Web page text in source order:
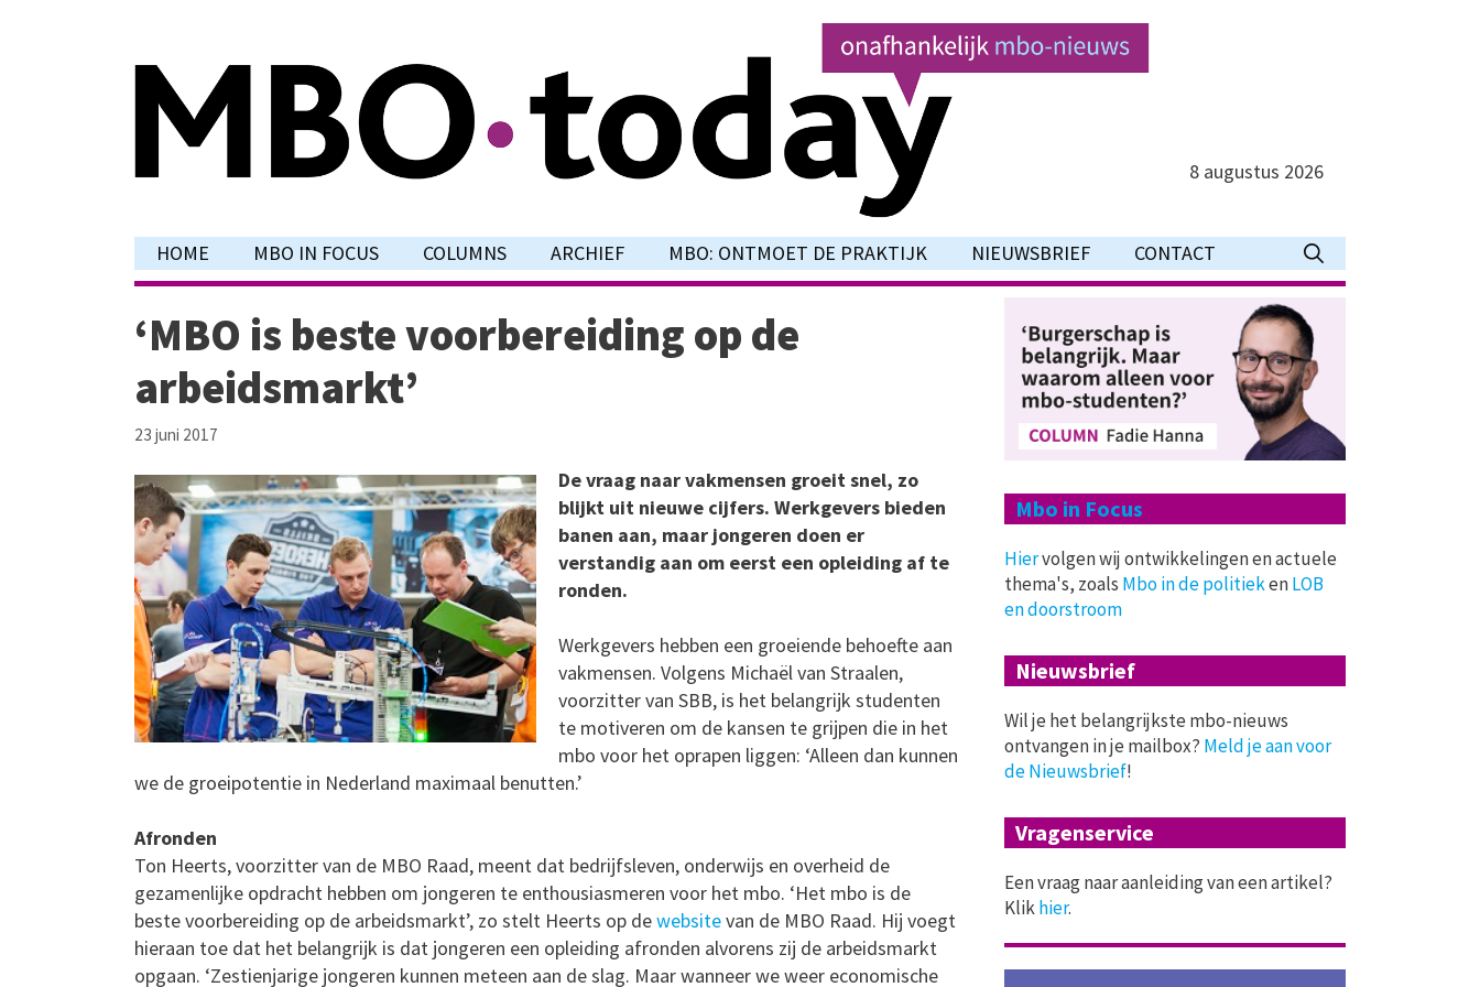
8 augustus 2026
HOME MBO IN FOCUS COLUMNS ARCHIEF MBO: ONTMOET DE PRAKTIJK NIEUWSBRIEF CONTACT
‘MBO is beste voorbereiding op de
arbeidsmarkt’
23 juni 2017
De vraag naar vakmensen groeit snel, zo
blijkt uit nieuwe cijfers. Werkgevers bieden
banen aan, maar jongeren doen er
verstandig aan om eerst een opleiding af te
ronden.
Werkgevers hebben een groeiende behoefte aan
vakmensen. Volgens Michaël van Straalen,
voorzitter van SBB, is het belangrijk studenten
te motiveren om de kansen te grijpen die in het
mbo voor het oprapen liggen: ‘Alleen dan kunnen
we de groeipotentie in Nederland maximaal benutten.’
Afronden
Ton Heerts, voorzitter van de MBO Raad, meent dat bedrijfsleven, onderwijs en overheid de
gezamenlijke opdracht hebben om jongeren te enthousiasmeren voor het mbo. ‘Het mbo is de
beste voorbereiding op de arbeidsmarkt’, zo stelt Heerts op dewebsitevan de MBO Raad. Hij voegt
hieraan toe dat het belangrijk is dat jongeren een opleiding afronden alvorens zij de arbeidsmarkt
opgaan. ‘Zestienjarige jongeren kunnen meteen aan de slag. Maar wanneer we weer economische
Mbo in Focus
Hiervolgen wij ontwikkelingen en actuele
thema's, zoals Mbo in de politiekenLOB
en doorstroom
Nieuwsbrief
Wil je het belangrijkste mbo-nieuws
ontvangen in je mailbox? Meld je aan voor
de Nieuwsbrief!
Vragenservice
Een vraag naar aanleiding van een artikel?
Klikhier.